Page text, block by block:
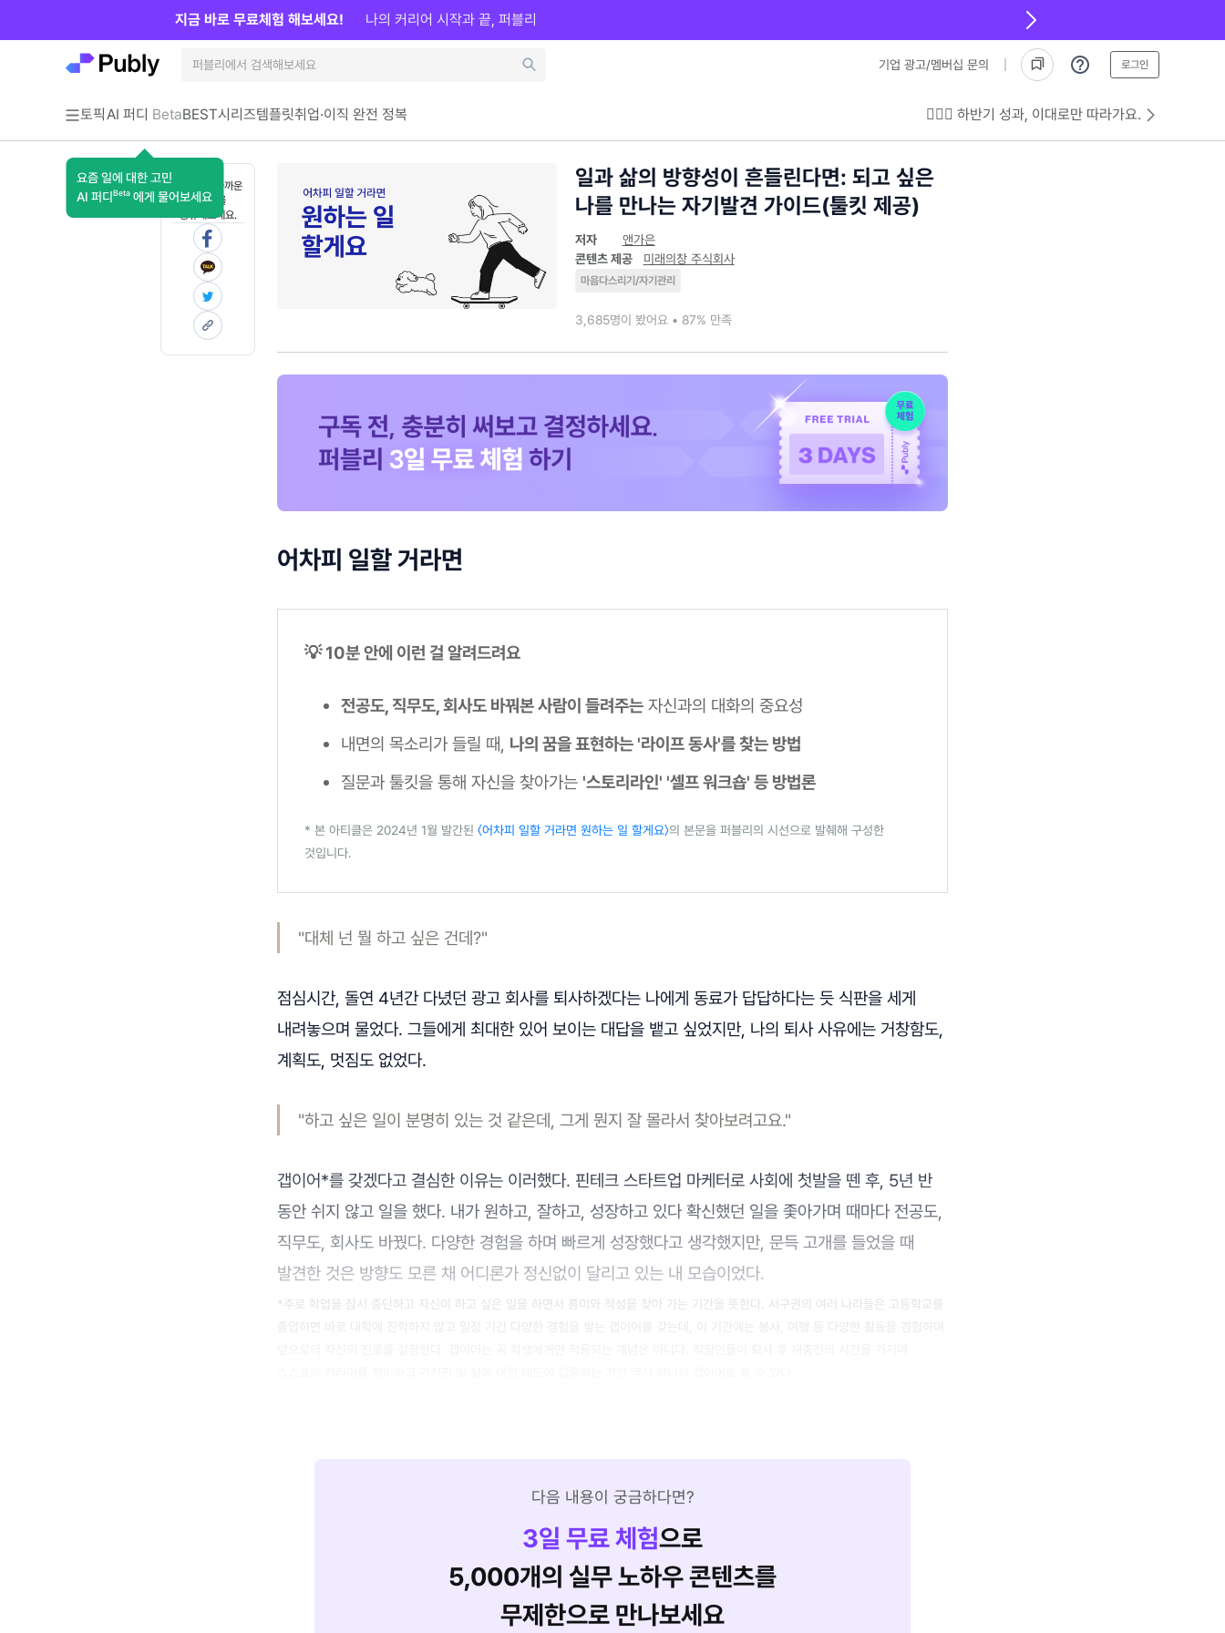
기업 광고/멤버십 문의 로그인
토픽AI 퍼디 Beta
요즘 일에 대한 고민
AI 퍼디 Beta 에게 물어보세요
BEST시리즈템플릿취업·이직 완전 정복 💁🏻‍♂️ 하반기 성과, 이대로만 따라가요.
지금 바로 무료체험 해보세요! 나의 커리어 시작과 끝, 퍼블리
혼자 보기 아까운
콘텐츠를
공유해보세요.
일과 삶의 방향성이 흔들린다면: 되고 싶은
나를 만나는 자기발견 가이드(툴킷 제공)
저자
앤가은
콘텐츠 제공
미래의창 주식회사
마음다스리기/자기관리
3,685명이 봤어요 • 87% 만족
어차피 일할 거라면
💡 10분 안에 이런 걸 알려드려요
전공도, 직무도, 회사도 바꿔본 사람이 들려주는 자신과의 대화의 중요성
내면의 목소리가 들릴 때, 나의 꿈을 표현하는 '라이프 동사'를 찾는 방법
질문과 툴킷을 통해 자신을 찾아가는 '스토리라인' '셀프 워크숍' 등 방법론
* 본 아티클은 2024년 1월 발간된 〈어차피 일할 거라면 원하는 일 할게요〉의 본문을 퍼블리의 시선으로 발췌해 구성한
것입니다.
"대체 넌 뭘 하고 싶은 건데?"
점심시간, 돌연 4년간 다녔던 광고 회사를 퇴사하겠다는 나에게 동료가 답답하다는 듯 식판을 세게
내려놓으며 물었다. 그들에게 최대한 있어 보이는 대답을 뱉고 싶었지만, 나의 퇴사 사유에는 거창함도,
계획도, 멋짐도 없었다.
"하고 싶은 일이 분명히 있는 것 같은데, 그게 뭔지 잘 몰라서 찾아보려고요."
갭이어*를 갖겠다고 결심한 이유는 이러했다. 핀테크 스타트업 마케터로 사회에 첫발을 뗀 후, 5년 반
동안 쉬지 않고 일을 했다. 내가 원하고, 잘하고, 성장하고 있다 확신했던 일을 좇아가며 때마다 전공도,
직무도, 회사도 바꿨다. 다양한 경험을 하며 빠르게 성장했다고 생각했지만, 문득 고개를 들었을 때
발견한 것은 방향도 모른 채 어디론가 정신없이 달리고 있는 내 모습이었다.
*주로 학업을 잠시 중단하고 자신이 하고 싶은 일을 하면서 흥미와 적성을 찾아 가는 기간을 뜻한다. 서구권의 여러 나라들은 고등학교를
졸업하면 바로 대학에 진학하지 않고 일정 기간 다양한 경험을 쌓는 갭이어를 갖는데, 이 기간에는 봉사, 여행 등 다양한 활동을 경험하며
다음 내용이 궁금하다면?
3일 무료 체험으로
5,000개의 실무 노하우 콘텐츠를
무제한으로 만나보세요